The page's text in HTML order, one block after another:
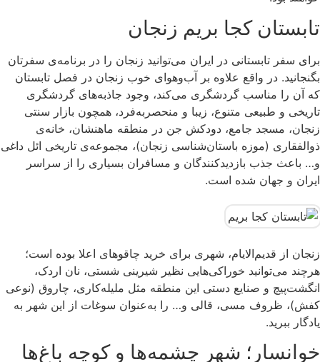
تابستان کجا بریم زنجان
برای سفر تابستانی در ایران می‌توانید زنجان را در برنامه‌ی سفرتان
بگنجانید. در واقع علاوه بر آب‌وهوای خوب زنجان در فصل تابستان
که آن را مناسب گردشگری می‌کند، وجود جاذبه‌های گردشگری
تاریخی و طبیعی متنوع، زیبا و منحصر‌به‌فرد، همچون بازار سنتی
زنجان، مسجد جامع، دودکش جن در منطقه ماهنشان، خانه‌ی
ذوالفقاری (موزه باستان‌شناسی زنجان)، مجموعه‌ی تاریخی ائل داغی
و… باعث جذب بازدیدکنندگان و مسافران بسیاری را از سراسر
ایران و جهان شده است.
زنجان از قدیم‌الایام، شهری برای خرید چاقوهای اعلا بوده است؛
هرچند می‌توانید خوراکی‌هایی نظیر شیرینی شستی، نان اردک،
انگشت‌پیچ و صنایع دستی این منطقه مثل ملیله‌کاری، چاروق (نوعی
کفش)، ظروف مسی، قالی و… را به‌عنوان سوغات از این شهر به
یادگار ببرید.
خوانسار؛ شهر چشمه‌ها و کوچه باغ‌ها